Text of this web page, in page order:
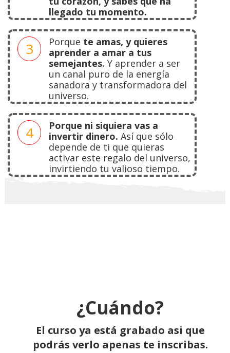
llegado tu momento.
3 Porque te amas, y quieres
aprender a amar a tus
semejantes.Y aprender a ser
un canal puro de la energía
sanadora y transformadora del
universo.
4
Porque ni siquiera vas a
invertir dinero. Así que sólo
depende de ti que quieras
activar este regalo del universo,
invirtiendo tu valioso tiempo.
¿Cuándo?
El curso ya está grabado asi que
podrás verlo apenas te inscribas.